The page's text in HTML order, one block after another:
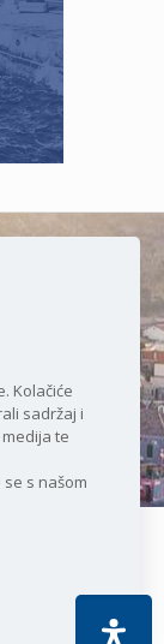
mora i
pridržana |
Kolačiće
sadržaj i
te
s našom